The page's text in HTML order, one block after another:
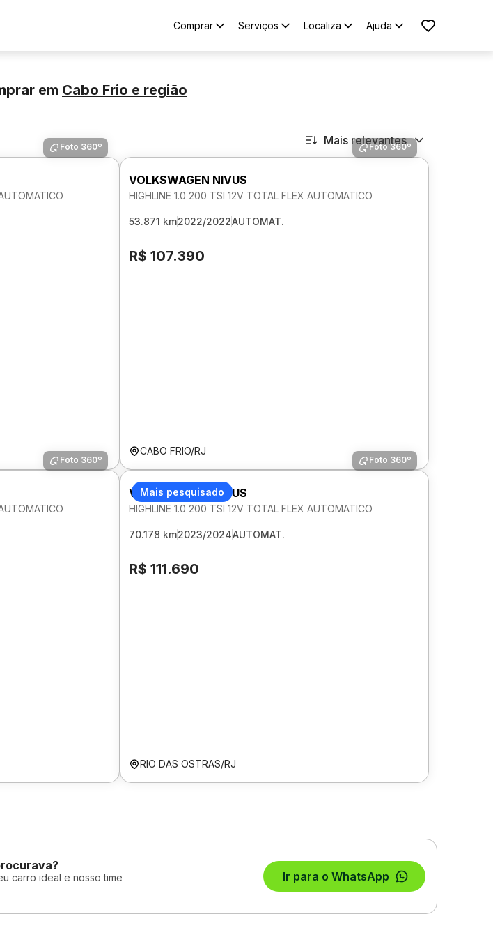
Comprar Serviços Localiza Ajuda
em Cabo Frio e região
Mais relevantes
Foto 360º Foto 360º
VOLKSWAGEN NIVUS
HIGHLINE 1.0 200 TSI 12V TOTAL FLEX AUTOMATICO
53.871 km2022/2022AUTOMAT.
R$ 107.390
CABO FRIO/RJ
Foto 360º
Mais pesquisado
Foto 360º
VOLKSWAGEN NIVUS
HIGHLINE 1.0 200 TSI 12V TOTAL FLEX AUTOMATICO
70.178 km2023/2024AUTOMAT.
R$ 111.690
RIO DAS OSTRAS/RJ
carro ideal e nosso time
Ir para o WhatsApp